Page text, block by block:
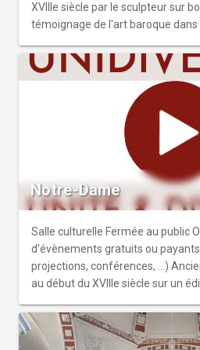
XVIIIe siècle par le sculpteur sur
témoignage de l'art baroque dans
Notre-Dame
Salle culturelle Fermée au public
d'évènements gratuits ou
projections, conférences, ...)
au début du XVIIIe siècle sur un
Son plan, avec des chapelles
une nef unique, un transept non